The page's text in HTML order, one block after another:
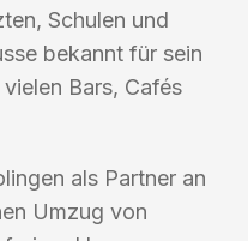
Schulen und
bekannt für sein
Bars, Cafés
als Partner an
Umzug von